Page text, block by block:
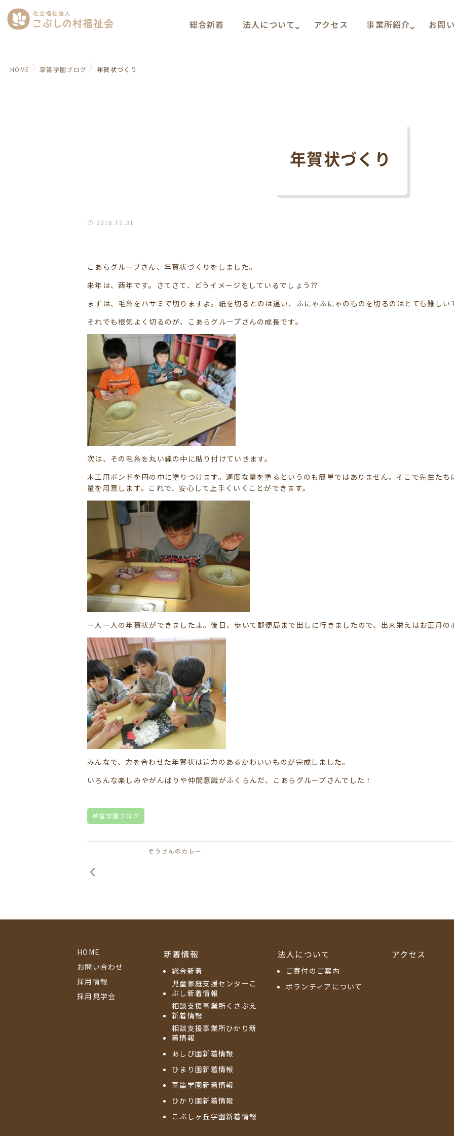
総合新着 法人について アクセス 事業所紹介 お問
HOME 草笛学園ブログ 年賀状づくり
年賀状づくり
2016.12.31
こあらグループさん、年賀状づくりをしました。
来年は、酉年です。さてさて、どうイメージをしているでしょう⁇
まずは、毛糸をハサミで切りますよ。紙を切るとのは違い、ふにゃふにゃのものを切るのはとても難しい
それでも根気よく切るのが、こあらグループさんの成長です。
次は、その毛糸を丸い線の中に貼り付けていきます。
木工用ボンドを円の中に塗りつけます。適度な量を塗るというのも簡単ではありません。そこで先生た
量を用意します。これで、安心して上手くいくことができます。
一人一人の年賀状ができましたよ。後日、歩いて郵便局まで出しに行きましたので、出来栄えはお正月の
みんなで、力を合わせた年賀状は迫力のあるかわいいものが完成しました。
いろんな楽しみやがんばりや仲間意識がふくらんだ、こあらグループさんでした！
草笛学園ブログ
ぞうさんのカレー
HOME
お問い合わせ
採用情報
採用見学会
新着情報
総合新着
児童家庭支援センターこ
ぶし新着情報
相談支援事業所くさぶえ
新着情報
相談支援事業所ひかり新
着情報
あしび園新着情報
ひまり園新着情報
草笛学園新着情報
ひかり園新着情報
こぶしヶ丘学園新着情報
法人について
ご寄付のご案内
ボランティアについて
アクセス